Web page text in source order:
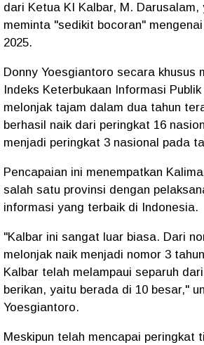
dari Ketua KI Kalbar, M. Darusalam,
meminta "sedikit bocoran"
2025.
​Donny Yoesgiantoro secara khusus
Indeks Keterbukaan Informasi
melonjak tajam dalam dua tahun
berhasil naik dari peringkat 16
menjadi peringkat 3 nasional pada
​Pencapaian ini menempatkan
salah satu provinsi dengan
informasi yang terbaik di Indonesia.
​"Kalbar ini sangat luar biasa. Dari
melonjak naik menjadi nomor 3
Kalbar telah melampaui separuh
berikan, yaitu berada di 10 besar,"
Yoesgiantoro.
​Meskipun telah mencapai peringkat